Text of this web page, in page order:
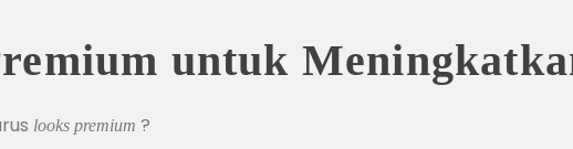
untuk
looks premium ?